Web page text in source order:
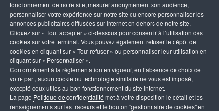
fonctionnement de notre site, mesurer anonymement son audience,
personnaliser votre expérience sur notre site ou encore personnaliser les
annonces publicitaires diffusées sur Internet en dehors de notre site.
Cliquez sur « Tout accepter » ci-dessous pour consentir à l’utilisation des
cookies sur votre terminal. Vous pouvez également refuser le dépôt de
cookies en cliquant sur « Tout refuser » ou personnaliser leur utilisation en
cliquant sur « Personnaliser ».
Conformément à la règlementation en vigueur, en l’absence de choix de
votre part, aucun cookie ou technologie similaire ne vous est imposé,
excepté ceux utiles au bon fonctionnement du site internet.
La page Politique de confidentialité met à votre disposition le détail et les
renseignements sur les traceurs et le bouton "gestionnaire de cookies" en